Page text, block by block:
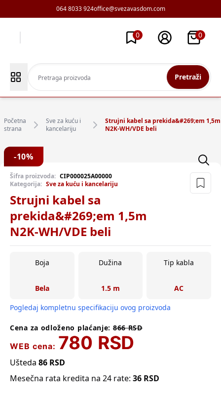
064 8033 924office@svezavasdom.com
0 0
Pretraži
Početna
strana
Sve za kuću i
kancelariju
Strujni kabel sa prekida&#269;em 1,5m
N2K-WH/VDE beli
-10%
Šifra proizvoda: CIP000025A00000
Kategorija: Sve za kuću i kancelariju
Strujni kabel sa
prekida&#269;em 1,5m
N2K-WH/VDE beli
Boja
Bela
Dužina
1.5 m
Tip kabla
AC
Pogledaj kompletnu specifikaciju ovog proizvoda
Cena za odloženo plaćanje: 866RSD
WEB cena: 780 RSD
Ušteda 86 RSD
Mesečna rata kredita na 24 rate: 36 RSD